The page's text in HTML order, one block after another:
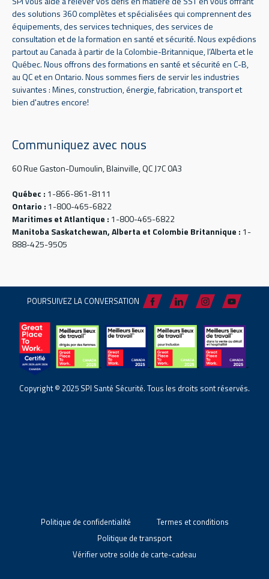
des solutions 360 complètes et spécialisées qui comprennent des
équipements, des services techniques, des services de
consultation et de la formation en santé et sécurité. Nous expédions
partout au Canada à partir de la Colombie-Britannique, l’Alberta et le
Québec. Nous offrons des formations en santé et sécurité en C-B,
au QC et en Ontario. Nous sommes fiers de servir les industries
suivantes : Mines, construction, énergie, fabrication, transport et
bien d'autres encore!
Communiquez avec nous
60 Rue Gaston-Dumoulin, Blainville, QC J7C 0A3
Québec : 1-866-861-8111
Ontario : 1-800-465-6822
Maritimes et Atlantique : 1-800-465-6822
Manitoba Saskatchewan, Alberta et Colombie Britannique : 1-
888-425-9505
POURSUIVEZ LA CONVERSATION
Copyright © 2025 SPI Santé Sécurité. Tous les droits sont réservés.
Politique de confidentialité
Termes et conditions
Politique de transport
Vérifier votre solde de carte-cadeau